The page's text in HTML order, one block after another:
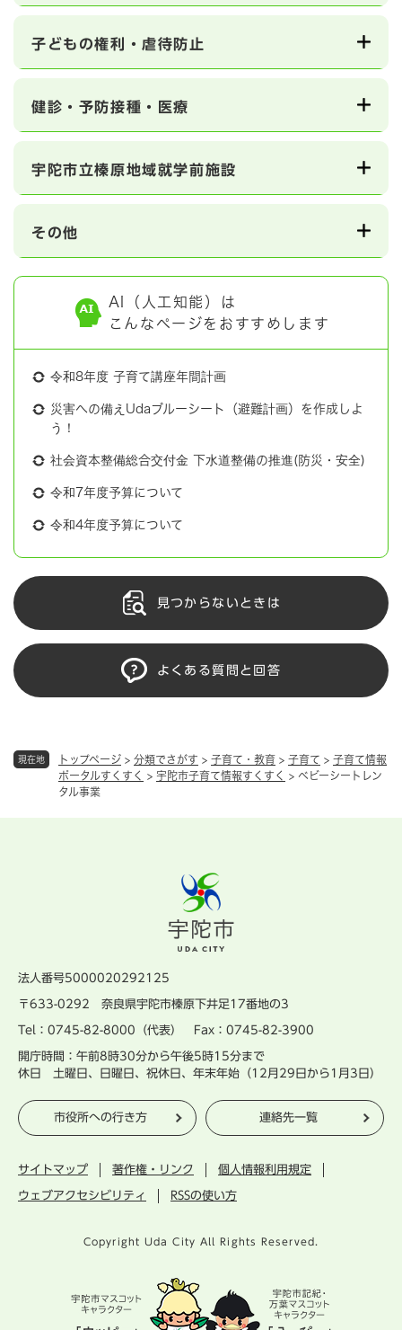
現在地 トップページ > 分類でさがす > 子育て・教育 > 子育て > 子育て情報
ポータルすくすく
> 宇陀市子育て情報すくすく > ベビーシートレン
タル事業
子どもの権利・虐待防止
健診・予防接種・医療
宇陀市立榛原地域就学前施設
その他
AI（人工知能）は
こんなページをおすすめします
令和8年度 子育て講座年間計画
災害への備えUdaブルーシート（避難計画）を作成しよ
う！
社会資本整備総合交付金 下水道整備の推進(防災・安全)
令和7年度予算について
令和4年度予算について
見つからないときは
よくある質問と回答
法人番号5000020292125
〒633-0292 奈良県宇陀市榛原下井足17番地の3
Tel：0745-82-8000（代表） Fax：0745-82-3900
開庁時間：午前8時30分から午後5時15分まで
休日 土曜日、日曜日、祝休日、年末年始（12月29日から1月3日）
市役所への行き方 連絡先一覧
サイトマップ 著作権・リンク 個人情報利用規定
ウェブアクセシビリティ RSSの使い方
Copyright Uda City All Rights Reserved.